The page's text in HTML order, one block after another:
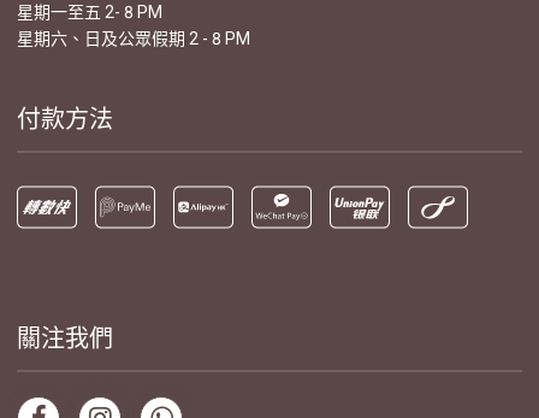
星期一至五 2- 8 PM
星期六、日及公眾假期 2 - 8 PM
付款方法
關注我們